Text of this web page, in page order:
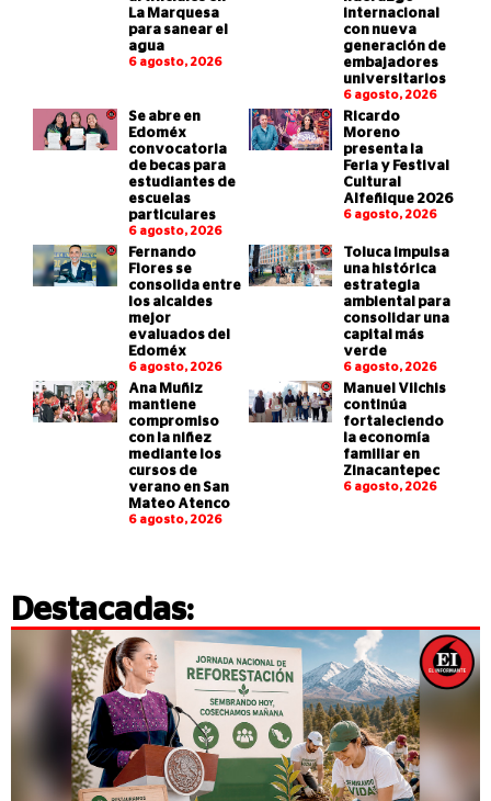
La Marquesa
para sanear el
agua
6 agosto, 2026
internacional
con nueva
generación de
embajadores
universitarios
6 agosto, 2026
Se abre en
Edoméx
convocatoria
de becas para
estudiantes de
escuelas
particulares
6 agosto, 2026
Ricardo
Moreno
presenta la
Feria y Festival
Cultural
Alfeñique 2026
6 agosto, 2026
Fernando
Flores se
consolida entre
los alcaldes
mejor
evaluados del
Edoméx
6 agosto, 2026
Toluca impulsa
una histórica
estrategia
ambiental para
consolidar una
capital más
verde
6 agosto, 2026
Ana Muñiz
mantiene
compromiso
con la niñez
mediante los
cursos de
verano en San
Mateo Atenco
6 agosto, 2026
Manuel Vilchis
continúa
fortaleciendo
la economía
familiar en
Zinacantepec
6 agosto, 2026
Destacadas: